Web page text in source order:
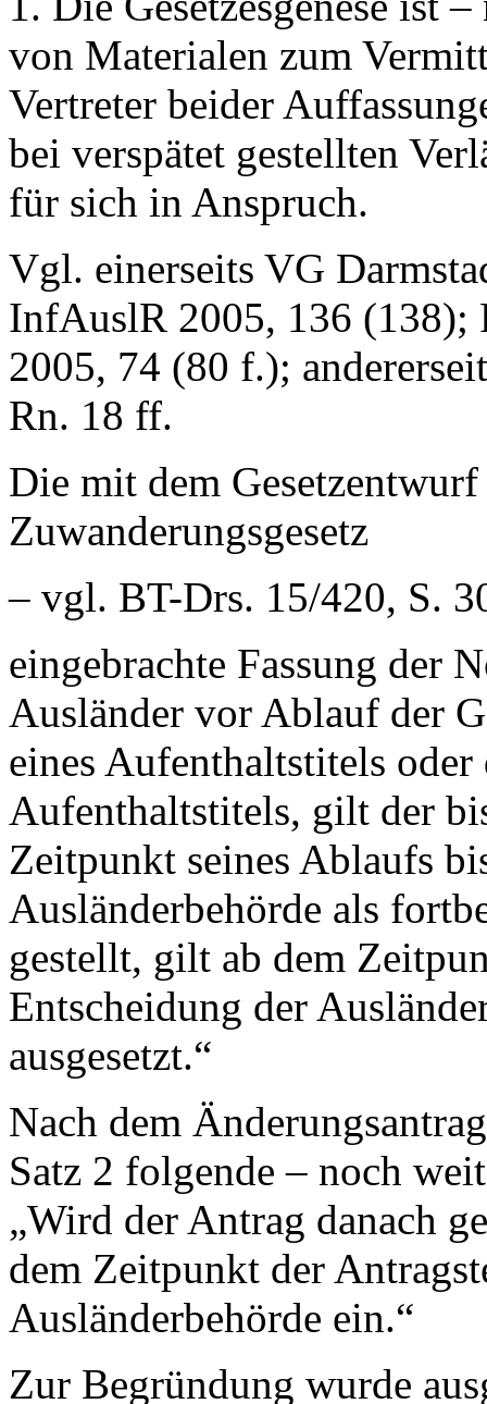
von Materialen zum
Vertreter beider
bei verspätet gestellten
für sich in Anspruch.
Vgl. einerseits VG
InfAuslR 2005, 136 (138);
2005, 74 (80 f.);
Rn. 18 ff.
Die mit dem
Zuwanderungsgesetz
– vgl. BT-Drs. 15/420, S.
eingebrachte Fassung der
Ausländer vor Ablauf der
eines Aufenthaltstitels
Aufenthaltstitels, gilt der
Zeitpunkt seines Ablaufs
Ausländerbehörde als
gestellt, gilt ab dem
Entscheidung der
ausgesetzt.“
Nach dem
Satz 2 folgende – noch
„Wird der Antrag danach
dem Zeitpunkt der
Ausländerbehörde ein.“
Zur Begründung wurde